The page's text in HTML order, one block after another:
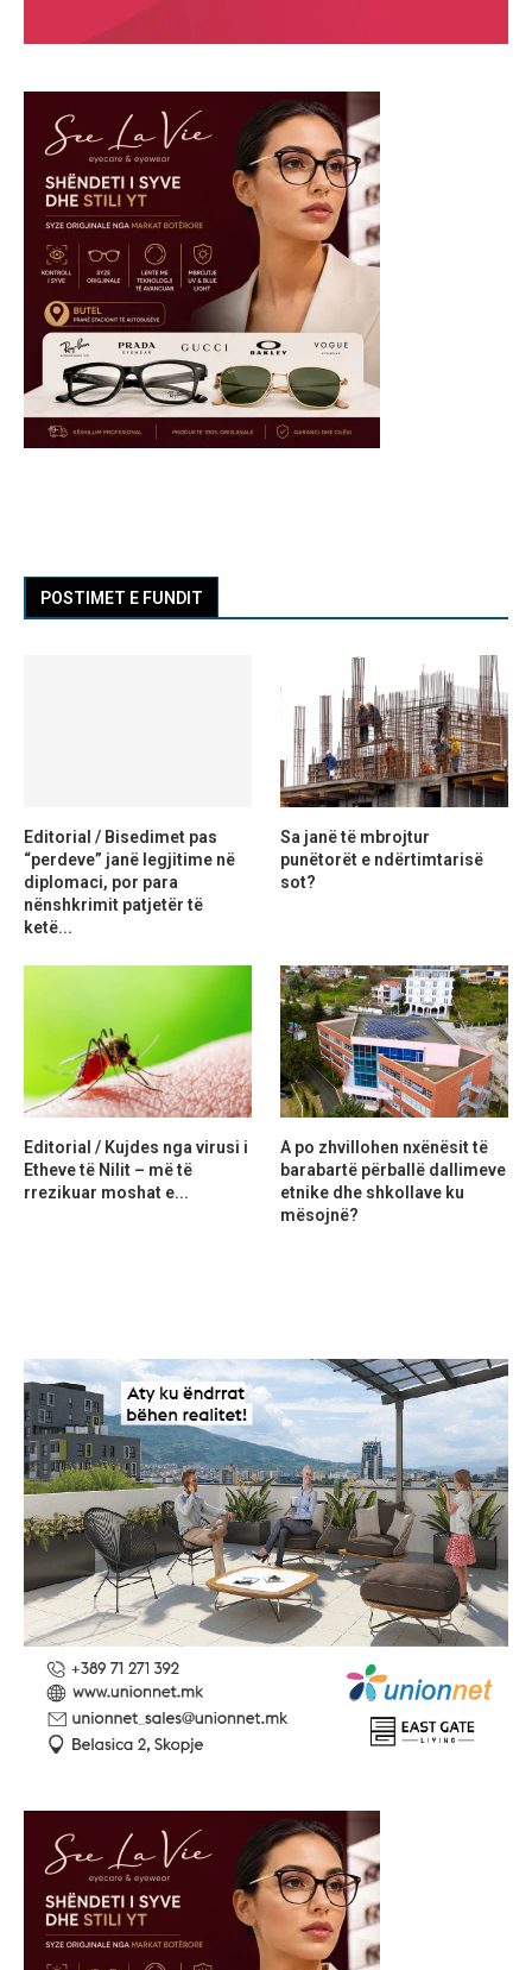
POSTIMET E FUNDIT
Editorial / Bisedimet pas
“perdeve” janë legjitime në
diplomaci, por para
nënshkrimit patjetër të
ketë...
Sa janë të mbrojtur
punëtorët e ndërtimtarisë
sot?
Editorial / Kujdes nga virusi i
Etheve të Nilit – më të
rrezikuar moshat e...
A po zhvillohen nxënësit të
barabartë përballë dallimeve
etnike dhe shkollave ku
mësojnë?